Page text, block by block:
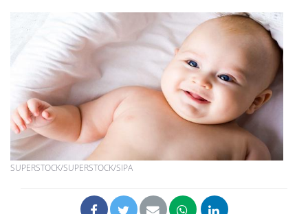
SUPERSTOCK/SUPERSTOCK/SIPA